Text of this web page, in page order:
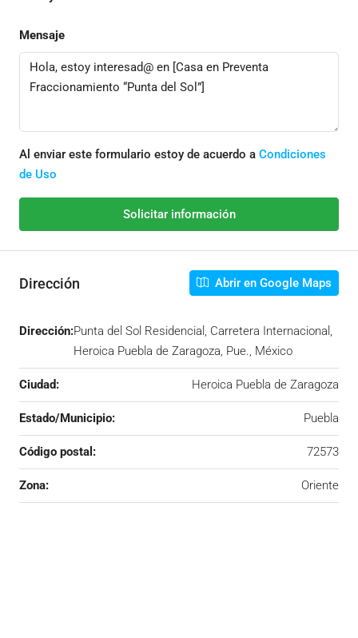
Mensaje
Al enviar este formulario estoy de acuerdo a Condiciones
de Uso
Solicitar información
Dirección Abrir en Google Maps
Dirección:Punta del Sol Residencial, Carretera Internacional,
Heroica Puebla de Zaragoza, Pue., México
Ciudad: Heroica Puebla de Zaragoza
Estado/Municipio: Puebla
Código postal: 72573
Zona: Oriente